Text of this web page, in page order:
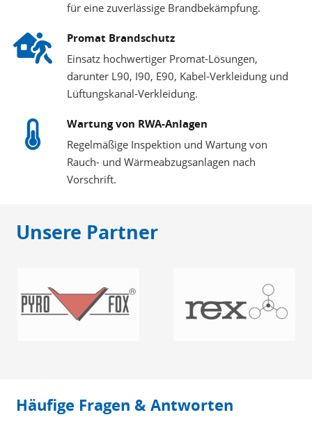
für eine zuverlässige Brandbekämpfung.
Promat Brandschutz
Einsatz hochwertiger Promat-Lösungen,
darunter L90, I90, E90, Kabel-Verkleidung und
Lüftungskanal-Verkleidung.
Wartung von RWA-Anlagen
Regelmäßige Inspektion und Wartung von
Rauch- und Wärmeabzugsanlagen nach
Vorschrift.
Unsere Partner
Häufige Fragen & Antworten